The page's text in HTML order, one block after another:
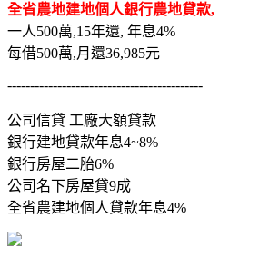
全省農地建地個人銀行農地貸款,
一人500萬,15年還, 年息4%
每借500萬,月還36,985元
-------------------------------------------
公司信貸 工廠大額貸款
銀行建地貸款年息4~8%
銀行房屋二胎6%
公司名下房屋貸9成
全省農建地個人貸款年息4%